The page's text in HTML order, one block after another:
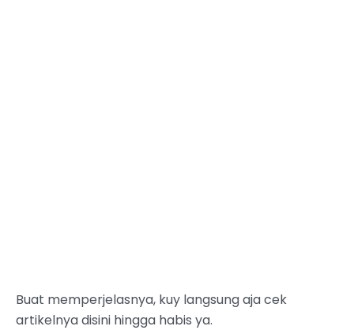
Buat memperjelasnya, kuy langsung aja cek
artikelnya disini hingga habis ya.